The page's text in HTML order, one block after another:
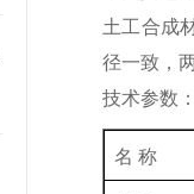
土工合成
径一致，
技术参数
名 称